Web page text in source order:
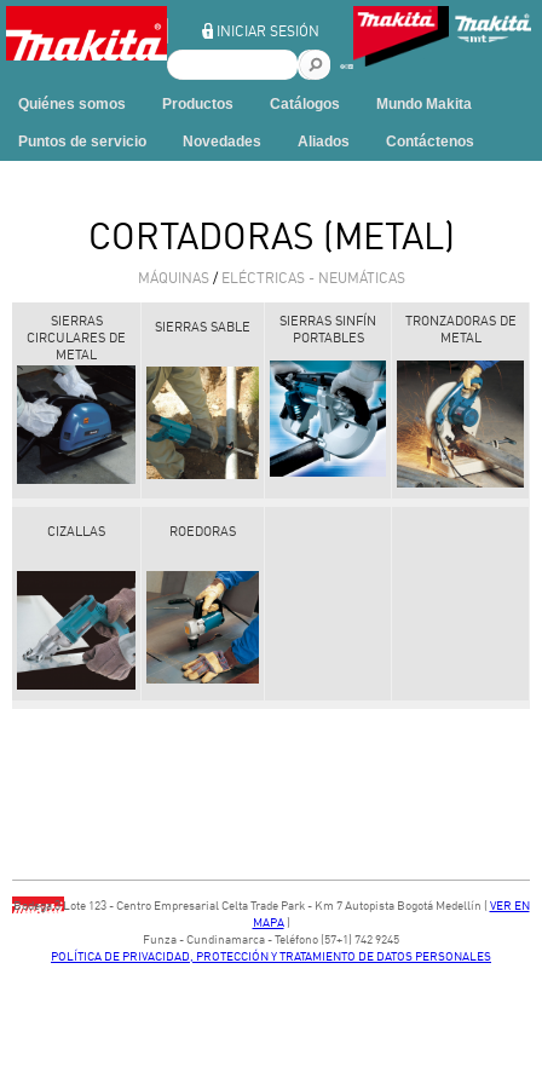
INICIAR SESIÓN
B
s
a
s
i
t
i
o
CORTADORAS (METAL)
MÁQUINAS / ELÉCTRICAS - NEUMÁTICAS
SIERRAS
CIRCULARES DE
METAL
SIERRAS SABLE
SIERRAS SINFÍN
PORTABLES
TRONZADORAS DE
METAL
CIZALLAS ROEDORAS
Quiénes somos Productos Catálogos Mundo Makita
Puntos de servicio Novedades Aliados Contáctenos
Bodega ​3 Lote ​123 - ​Centro Empresarial Celta Trade Park - ​Km 7 Autopista Bogotá Medellín​ ( VER EN
MAPA)
​Funza - Cundinamarca - Teléfono (57+1) 742 9245
POLÍTICA DE PRIVACIDAD, PROTECCIÓN Y TRATAMIENTO DE DATOS PERSONALES